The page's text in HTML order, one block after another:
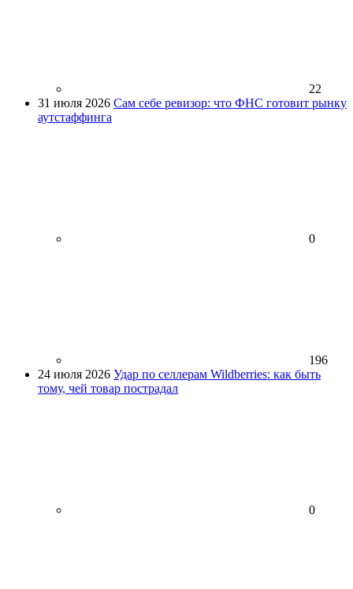
22
31 июля 2026 Сам себе ревизор: что ФНС готовит рынку
аутстаффинга
0
196
24 июля 2026 Удар по селлерам Wildberries: как быть
тому, чей товар пострадал
0